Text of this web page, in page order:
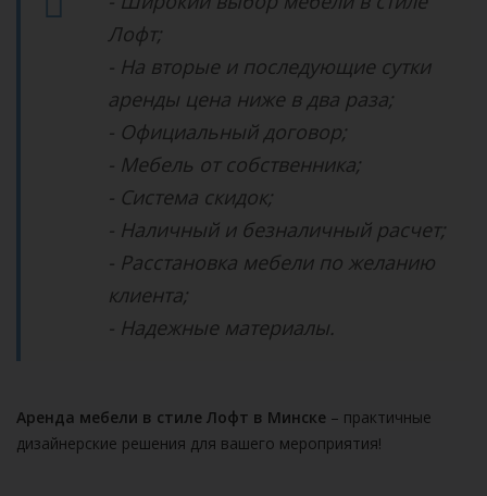
Лофт;
- На вторые и последующие сутки
аренды цена ниже в два раза;
- Официальный договор;
- Мебель от собственника;
- Система скидок;
- Наличный и безналичный расчет;
- Расстановка мебели по желанию
клиента;
- Надежные материалы.
Аренда мебели в стиле Лофт в Минске – практичные
дизайнерские решения для вашего мероприятия!